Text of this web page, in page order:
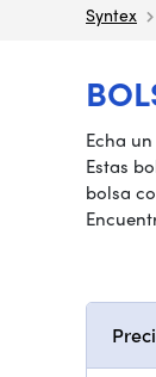
Syntex
Echa
Estas
bolsa